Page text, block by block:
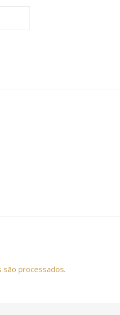
são processados.